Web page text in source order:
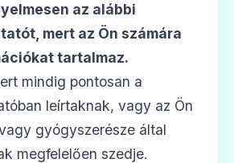
az alábbi
mert az Ön számára
tartalmaz.
mindig pontosan a
leírtaknak, vagy az Ön
gyógyszerésze által
megfelelően szedje.